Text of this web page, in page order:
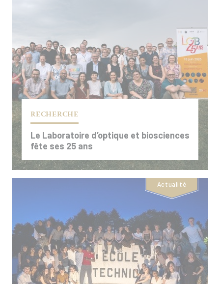
RECHERCHE
Le Laboratoire d’optique et biosciences
fête ses 25 ans
Actualité